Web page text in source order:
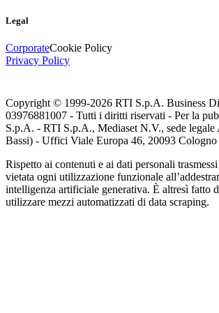
Legal
CorporateCookie Policy
Privacy Policy
Copyright © 1999-2026 RTI S.p.A. Business
03976881007 - Tutti i diritti riservati - Per la
S.p.A. - RTI S.p.A., Mediaset N.V., sede legale
Bassi) - Uffici Viale Europa 46, 20093
Rispetto ai contenuti e ai dati personali
vietata ogni utilizzazione funzionale
intelligenza artificiale generativa. È altresì fatto
utilizzare mezzi automatizzati di data scraping.